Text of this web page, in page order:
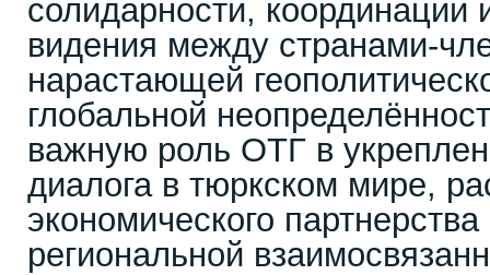
солидарности, координации
видения между странами-
нарастающей
глобальной
важную роль ОТГ в
диалога в тюркском мире,
экономического
региональной